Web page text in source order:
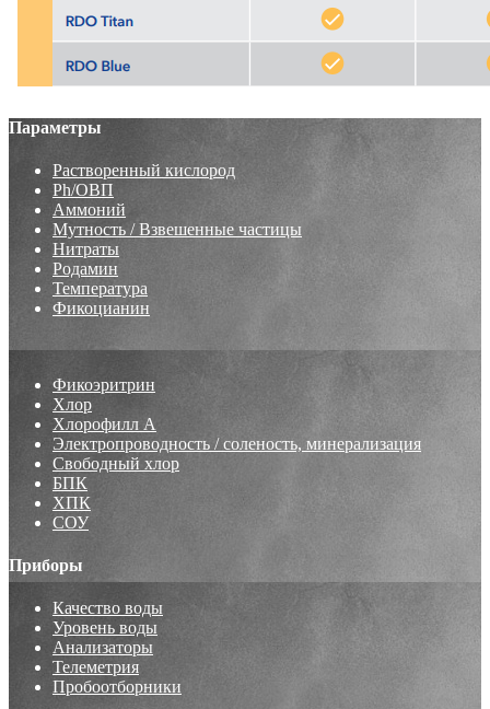
Параметры
Растворенный кислород
Ph/ОВП
Аммоний
Мутность / Взвешенные частицы
Нитраты
Родамин
Температура
Фикоцианин
Фикоэритрин
Хлор
Хлорофилл А
Электропроводность / соленость, минерализация
Свободный хлор
БПК
ХПК
СОУ
Приборы
Качество воды
Уровень воды
Анализаторы
Телеметрия
Пробоотборники